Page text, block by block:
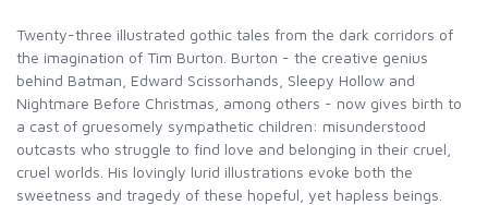
Twenty-three illustrated gothic tales from the dark corridors of
the imagination of Tim Burton. Burton - the creative genius
behind Batman, Edward Scissorhands, Sleepy Hollow and
Nightmare Before Christmas, among others - now gives birth to
a cast of gruesomely sympathetic children: misunderstood
outcasts who struggle to find love and belonging in their cruel,
cruel worlds. His lovingly lurid illustrations evoke both the
sweetness and tragedy of these hopeful, yet hapless beings.